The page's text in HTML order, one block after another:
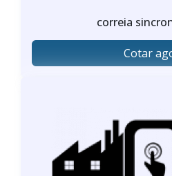
correia
Cotar